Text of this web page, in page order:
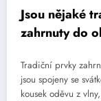
Jsou nějaké
zahrnuty do
Tradiční prvky
jsou spojeny se
kousek oděvu z